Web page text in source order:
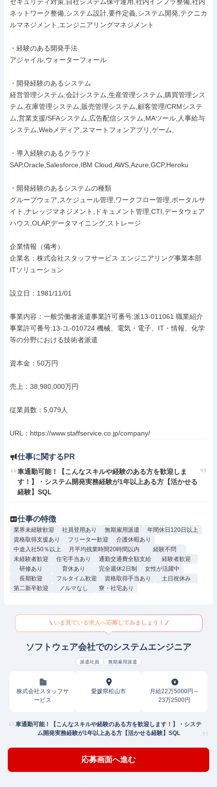
ネットワーク整備,システム設計,要件定義,システム開発,テクニカ
ルマネジメント,エンジニアリングマネジメント
・経験のある開発手法
アジャイル,ウォーターフォール
・開発経験のあるシステム
経営管理システム,会計システム,生産管理システム,購買管理シス
テム,在庫管理システム,販売管理システム,顧客管理/CRMシステ
ム,営業支援/SFAシステム,広告配信システム,MAツール,人事給与
システム,Webメディア,スマートフォンアプリ,ゲーム,
・導入経験のあるクラウド
SAP,Oracle,Salesforce,IBM Cloud,AWS,Azure,GCP,Heroku
・開発経験のあるシステムの種類
グループウェア,スケジュール管理,ワークフロー管理,ポータルサ
イト,ナレッジマネジメント,ドキュメント管理,CTI,データウェア
ハウス,OLAP,データマイニング,ストレージ
企業情報（備考）
企業名：株式会社スタッフサービス エンジニアリング事業本部
ITソリューション
設立日：1981/11/01
事業内容：一般労働者派遣事業許可番号:派13-011061 職業紹介
事業許可番号:13-ユ-010724 機械、電気・電子、IT・情報、化学
等の分野における技術者派遣
資本金：50万円
売上：38,980,000万円
従業員数：5,079人
URL：https://www.staffservice.co.jp/company/
仕事に関するPR
車通勤可能！【こんなスキルや経験のある方を歓迎しま
す！】・システム開発実務経験が1年以上ある方【活かせる
経験】SQL
仕事の特徴
業界未経験歓迎 社員登用あり 無期雇用派遣
年間休日120日以上
資格取得支援あり
フリーター歓迎
介護休暇あり
中途入社50％以上
月平均残業時間20時間以内
経験不問
未経験者歓迎
住宅手当あり 通勤交通費全額支給
経験者歓迎
研修あり
育休あり 完全週休2日制
女性が活躍中
長期歓迎
フルタイム歓迎 資格取得手当あり
土日祝休み
第二新卒歓迎
ノルマなし 寮・社宅あり
いま見ている求人へ応募してみましょう！
ソフトウェア会社でのシステムエンジニア
派遣社員 無期雇用派遣
株式会社スタッフサ
ービス
愛媛県松山市
月給22万5000円～
23万2500円
車通勤可能！【こんなスキルや経験のある方を歓迎します！】・システ
ム開発実務経験が1年以上ある方【活かせる経験】SQL
応募画面へ進む